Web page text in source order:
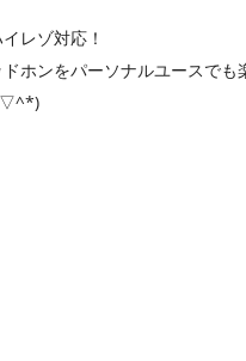
レゾ対応！
ホンをパーソナルユースでも